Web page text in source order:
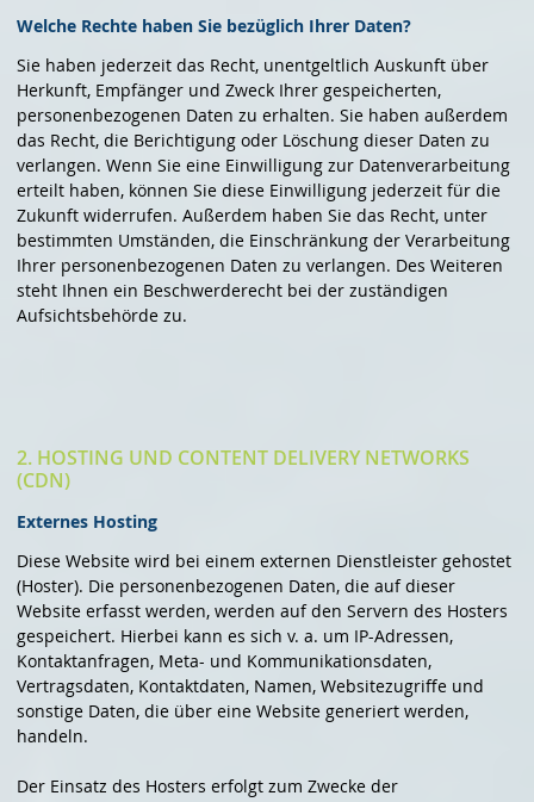
Welche Rechte haben Sie bezüglich Ihrer Daten?
Sie haben jederzeit das Recht, unentgeltlich Auskunft über
Herkunft, Empfänger und Zweck Ihrer gespeicherten,
personenbezogenen Daten zu erhalten. Sie haben außerdem
das Recht, die Berichtigung oder Löschung dieser Daten zu
verlangen. Wenn Sie eine Einwilligung zur Datenverarbeitung
erteilt haben, können Sie diese Einwilligung jederzeit für die
Zukunft widerrufen. Außerdem haben Sie das Recht, unter
bestimmten Umständen, die Einschränkung der Verarbeitung
Ihrer personenbezogenen Daten zu verlangen. Des Weiteren
steht Ihnen ein Beschwerderecht bei der zuständigen
Aufsichtsbehörde zu.
2. HOSTING UND CONTENT DELIVERY NETWORKS
(CDN)
Externes Hosting
Diese Website wird bei einem externen Dienstleister gehostet
(Hoster). Die personenbezogenen Daten, die auf dieser
Website erfasst werden, werden auf den Servern des Hosters
gespeichert. Hierbei kann es sich v. a. um IP-Adressen,
Kontaktanfragen, Meta- und Kommunikationsdaten,
Vertragsdaten, Kontaktdaten, Namen, Websitezugriffe und
sonstige Daten, die über eine Website generiert werden,
handeln.
Der Einsatz des Hosters erfolgt zum Zwecke der